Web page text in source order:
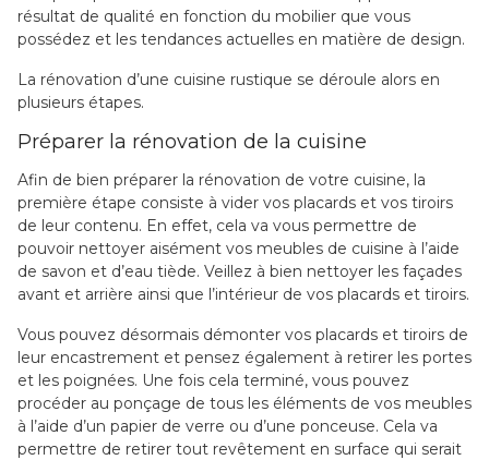
résultat de qualité en fonction du mobilier que vous
possédez et les tendances actuelles en matière de design.
La rénovation d’une cuisine rustique se déroule alors en
plusieurs étapes.
Préparer la rénovation de la cuisine
Afin de bien préparer la rénovation de votre cuisine, la
première étape consiste à vider vos placards et vos tiroirs
de leur contenu. En effet, cela va vous permettre de
pouvoir nettoyer aisément vos meubles de cuisine à l’aide
de savon et d’eau tiède. Veillez à bien nettoyer les façades
avant et arrière ainsi que l’intérieur de vos placards et tiroirs.
Vous pouvez désormais démonter vos placards et tiroirs de
leur encastrement et pensez également à retirer les portes
et les poignées. Une fois cela terminé, vous pouvez
procéder au ponçage de tous les éléments de vos meubles
à l’aide d’un papier de verre ou d’une ponceuse. Cela va
permettre de retirer tout revêtement en surface qui serait